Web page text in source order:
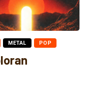
METAL POP